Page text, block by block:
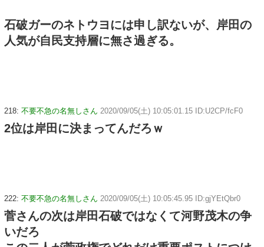
石破ガーのネトウヨには申し訳ないが、岸田の
人気が自民支持層に無さ過ぎる。
218: 不要不急の名無しさん 2020/09/05(土) 10:05:01.15 ID:U2CP/fcF0
2位は岸田に決まってんだろｗ
222: 不要不急の名無しさん 2020/09/05(土) 10:05:45.95 ID:gjYEtQbr0
菅さんの次は岸田石破ではなくて河野茂木の争
いだろ